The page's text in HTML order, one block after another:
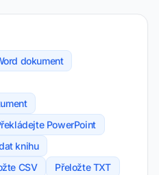
dokument
PowerPoint
knihu
CSV Přeložte TXT